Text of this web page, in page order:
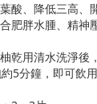
葉酸、降低三高
合肥胖水腫、精
乾用清水洗淨
5分鐘，即可飲用